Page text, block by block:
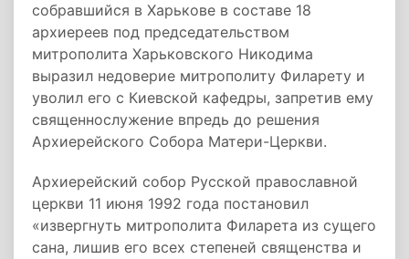
собравшийся в Харькове в составе 18
архиереев под председательством
митрополита Харьковского Никодима
выразил недоверие митрополиту Филарету и
уволил его с Киевской кафедры, запретив ему
священнослужение впредь до решения
Архиерейского Собора Матери-Церкви.
Архиерейский собор Русской православной
церкви 11 июня 1992 года постановил
«извергнуть митрополита Филарета из сущего
сана, лишив его всех степеней священства и